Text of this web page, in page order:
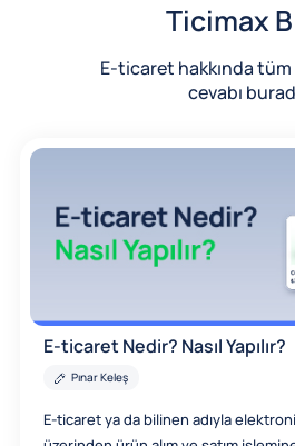
Ticimax
E-ticaret hakkında tüm
cevabı
E-ticaret Nedir? Nasıl Yapılır?
Pınar Keleş
E-ticaret ya da bilinen adıyla